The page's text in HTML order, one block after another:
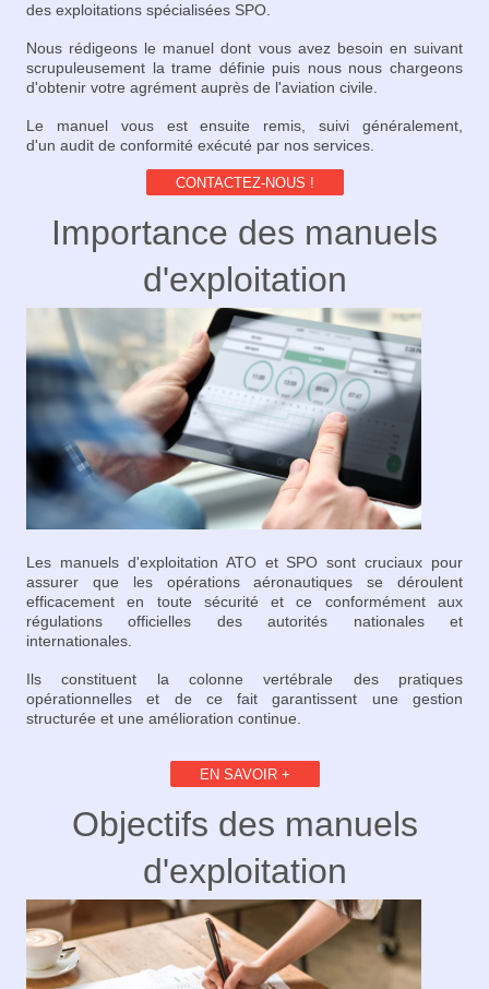
des exploitations spécialisées SPO.
Nous rédigeons le manuel dont vous avez besoin en suivant
scrupuleusement la trame définie puis nous nous chargeons
d'obtenir votre agrément auprès de l'aviation civile.
Le manuel vous est ensuite remis, suivi généralement,
d'un audit de conformité exécuté par nos services.
CONTACTEZ-NOUS !
Importance des manuels
d'exploitation
Les manuels d'exploitation ATO et SPO sont cruciaux pour
assurer que les opérations aéronautiques se déroulent
efficacement en toute sécurité et ce conformément aux
régulations officielles des autorités nationales et
internationales.
Ils constituent la colonne vertébrale des pratiques
opérationnelles et de ce fait garantissent une gestion
structurée et une amélioration continue.
EN SAVOIR +
Objectifs des manuels
d'exploitation